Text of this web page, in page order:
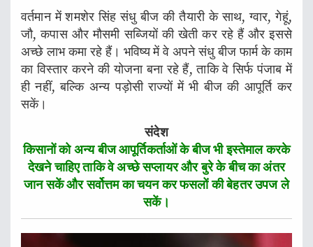
वर्तमान में शमशेर सिंह संधु बीज की तैयारी के साथ, ग्वार, गेहूं,
जौ, कपास और मौसमी सब्जियों की खेती कर रहे हैं और इससे
अच्छे लाभ कमा रहे हैं। भविष्य में वे अपने संधु बीज फार्म के काम
का विस्तार करने की योजना बना रहे हैं, ताकि वे सिर्फ पंजाब में
ही नहीं, बल्कि अन्य पड़ोसी राज्यों में भी बीज की आपूर्ति कर
सकें।
संदेश
किसानों को अन्य बीज आपूर्तिकर्ताओं के बीज भी इस्तेमाल करके
देखने चाहिए ताकि वे अच्छे सप्लायर और बुरे के बीच का अंतर
जान सकें और सर्वोत्तम का चयन कर फसलों की बेहतर उपज ले
सकें।